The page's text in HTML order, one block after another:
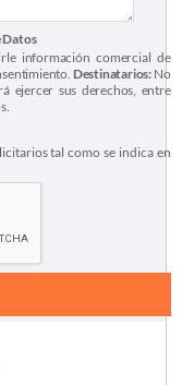
Datos
información comercial de
Destinatarios:No
ejercer sus derechos, entre
tal como se indica en